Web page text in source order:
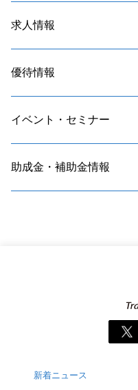
求人情報
優待情報
イベント・セミナー
助成金・補助金情報
新着ニュース